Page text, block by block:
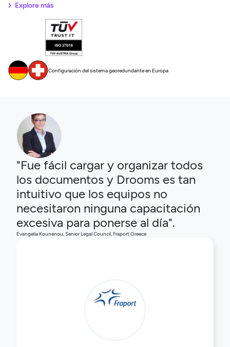
Explore más
Configuración del sistema georedundante en Europa
"Fue fácil cargar y organizar todos
los documentos y Drooms es tan
intuitivo que los equipos no
necesitaron ninguna capacitación
excesiva para ponerse al día".
Evangelia Kounenou, Senior Legal Council, Fraport Greece